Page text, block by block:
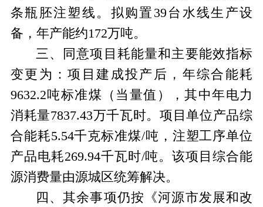
条瓶胚注塑线。拟购置39台水线生产设
备，年产能约172万吨。
三、
同意项目耗能量和主要能效指标
变更为：项目建成投产后，年综合能耗
9632.2吨标准煤（当量值），其中年电力
消耗量7837.43万千瓦时。项目单位产品综
合能耗5.54千克标准煤/吨，注塑工序单位
产品电耗269.94千瓦时/吨。该项目综合能
源消费量由源城区统筹解决。
四、其余事项仍按《河源市发展和改